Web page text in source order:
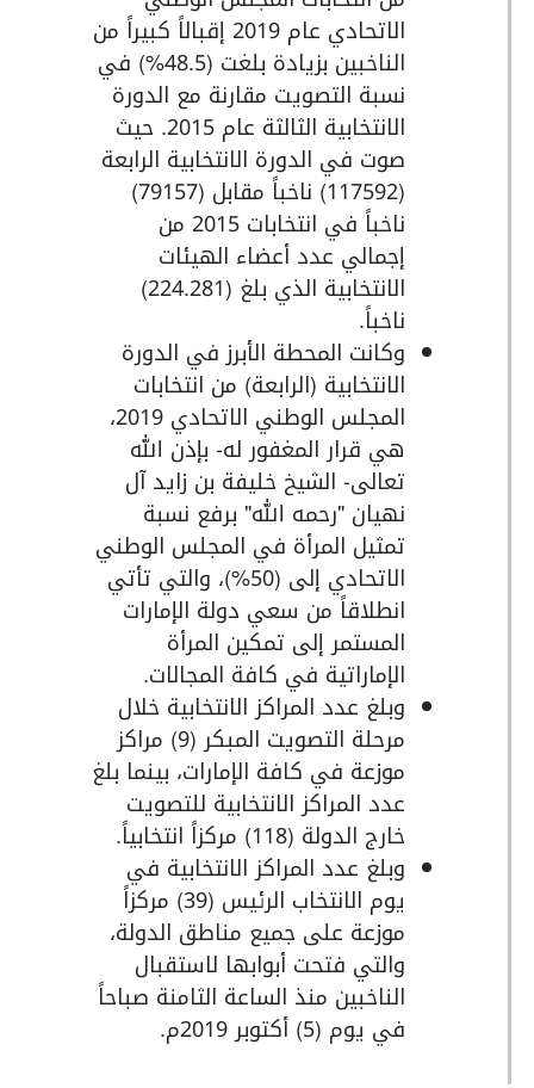
الاتحادي عام 2019 إقبالاً كبيراً من
الناخبين بزيادة بلغت (48.5%) في
نسبة التصويت مقارنة مع الدورة
الانتخابية الثالثة عام 2015. حيث
صوت في الدورة الانتخابية الرابعة
(117592) ناخباً مقابل (79157)
ناخباً في انتخابات 2015 من
إجمالي عدد أعضاء الهيئات
الانتخابية الذي بلغ (224.281)
ناخباً.
وكانت المحطة الأبرز في الدورة
الانتخابية (الرابعة) من انتخابات
المجلس الوطني الاتحادي 2019،
هي قرار المغفور له- بإذن الله
تعالى- الشيخ خليفة بن زايد آل
نهيان "رحمه الله" برفع نسبة
تمثيل المرأة في المجلس الوطني
الاتحادي إلى (50%)، والتي تأتي
انطلاقاً من سعي دولة الإمارات
المستمر إلى تمكين المرأة
الإماراتية في كافة المجالات.
وبلغ عدد المراكز الانتخابية خلال
مرحلة التصويت المبكر (9) مراكز
موزعة في كافة الإمارات، بينما بلغ
عدد المراكز الانتخابية للتصويت
خارج الدولة (118) مركزاً انتخابياً.
وبلغ عدد المراكز الانتخابية في
يوم الانتخاب الرئيس (39) مركزاً
موزعة على جميع مناطق الدولة،
والتي فتحت أبوابها لاستقبال
الناخبين منذ الساعة الثامنة صباحاً
في يوم (5) أكتوبر 2019م.